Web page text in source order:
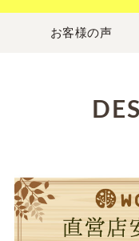
お客様の声